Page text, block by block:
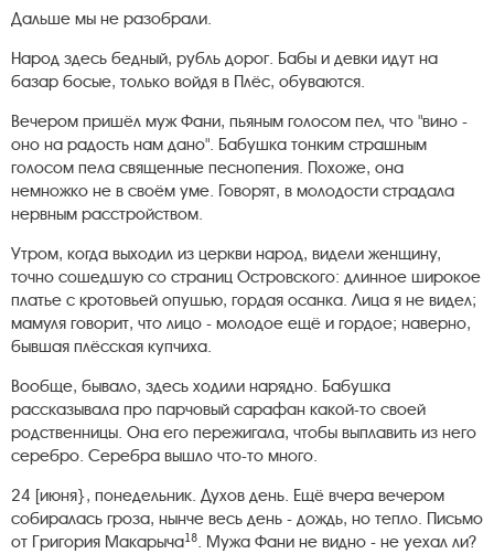
Дальше мы не разобрали.
Народ здесь бедный, рубль дорог. Бабы и девки идут на
базар босые, только войдя в Плёс, обуваются.
Вечером пришёл муж Фани, пьяным голосом пел, что "вино -
оно на радость нам дано". Бабушка тонким страшным
голосом пела священные песнопения. Похоже, она
немножко не в своём уме. Говорят, в молодости страдала
нервным расстройством.
Утром, когда выходил из церкви народ, видели женщину,
точно сошедшую со страниц Островского: длинное широкое
платье с кротовьей опушью, гордая осанка. Лица я не видел;
мамуля говорит, что лицо - молодое ещё и гордое; наверно,
бывшая плёсская купчиха.
Вообще, бывало, здесь ходили нарядно. Бабушка
рассказывала про парчовый сарафан какой-то своей
родственницы. Она его пережигала, чтобы выплавить из него
серебро. Серебра вышло что-то много.
24 [июня}, понедельник. Духов день. Ещё вчера вечером
собиралась гроза, нынче весь день - дождь, но тепло. Письмо
от Григория Макарыча18. Мужа Фани не видно - не уехал ли?